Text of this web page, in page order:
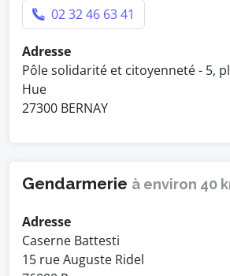
02 32 46 63 41
Adresse
Pôle solidarité et citoyenneté - 5,
Hue
27300 BERNAY
Gendarmerie à environ 40
Adresse
Caserne Battesti
15 rue Auguste Ridel